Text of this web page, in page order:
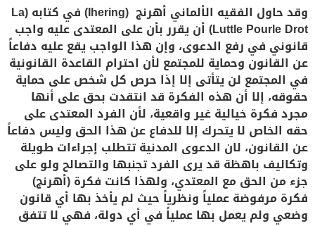
وقد حاول الفقيه الألماني أهرنج (Ihering) في كتابه (La
Luttle Pourle Drot) أن يقرر بأن على المعتدى عليه واجب
قانوني في رفع الدعوى، وإن هذا الواجب يقع عليه دفاعاً
عن القانون وحماية للمجتمع لأن احترام القاعدة القانونية
في المجتمع لن يتأتى إلا إذا حرص كل شخص على حماية
حقوقه، إلا أن هذه الفكرة قد انتقدت بحق على أنها
مجرد فكرة خيالية غير واقعية، لأن الفرد المعتدى على
حقه الخاص لا يتحرك إلا للدفاع عن هذا الحق وليس دفاعاً
عن القانون، لان الدعوى المدنية تتطلب إجراءات طويلة
وتكاليف باهظة قد يرى الفرد تجنبها والتصالح ولو على
جزء من الحق مع المعتدي، ولهذا كانت فكرة (أهرنج)
فكرة مرفوضة عملياً ونظرياً حيث لم يأخذ بها أي قانون
وضعي ولم يعمل بها عملياً في أي دولة، فهي لا تتفق